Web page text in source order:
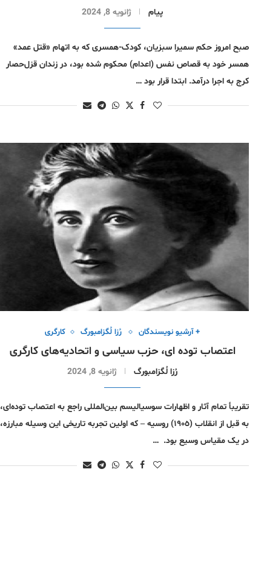
پیام ژانویه 8, 2024
صبح امروز حکم سمیرا سبزیان، کودک-همسری که به اتهام «قتل عمد»
همسر خود به قصاص نفس (اعدام) محکوم شده بود، در زندان قزل‌حصار
کرج به اجرا درآمد. ابتدا قرار بود …
+ آرشیو نویسندگان رُزا لُگزامبورگ کارگری
اعتصاب توده اى، حزب سیاسی و اتحادیەهای کارگری
رُزا لُگزامبورگ ژانویه 8, 2024
تقریبأ تمام آثار و اظهارات سوسیالیسم بین‌المللی راجع بە اعتصاب تودەای،
بە قبل از انقلاب (١٩٠٥) روسیە – کە اولین تجربە تاریخی این وسیلە مبارزە،
در یک مقیاس وسیع بود. …